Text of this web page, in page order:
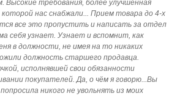
требования, более улучшенная
нас снабжали... Прием товара до 4-х
все это пропустить и написать за отдел
себя узнает. Узнает и вспомнит, как
в должности, не имея на то никаких
должность старшего продавца.
исполнявшей свои обязанности
покупателей. Да, о чём я говорю...Вы
никого не увольнять из моих